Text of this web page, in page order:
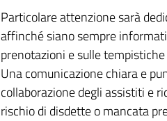
Particolare attenzione sarà
affinché siano sempre
prenotazioni e sulle
Una comunicazione chiara e
collaborazione degli assistiti e
rischio di disdette o mancata